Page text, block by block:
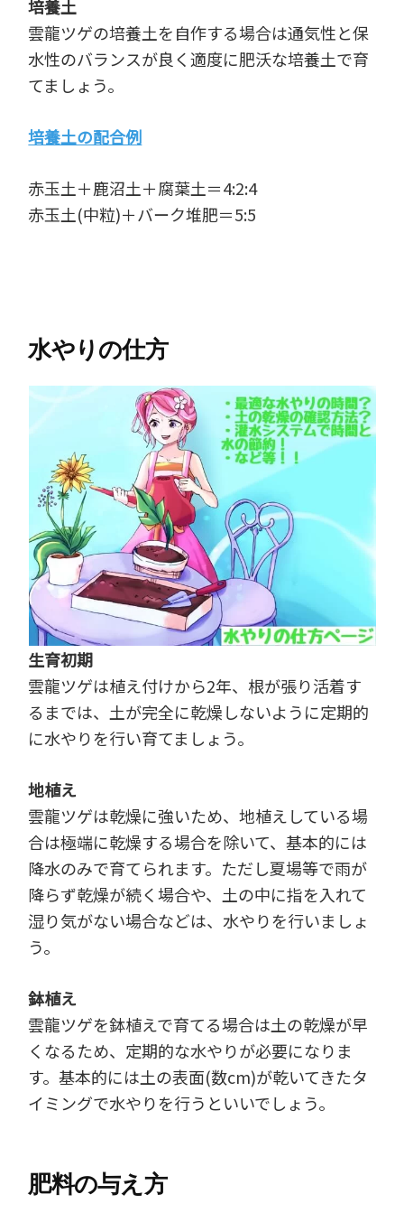
培養土
雲龍ツゲの培養土を自作する場合は通気性と保
水性のバランスが良く適度に肥沃な培養土で育
てましょう。
培養土の配合例
赤玉土＋鹿沼土＋腐葉土＝4:2:4
赤玉土(中粒)＋バーク堆肥＝5:5
水やりの仕方
生育初期
雲龍ツゲは植え付けから2年、根が張り活着す
るまでは、土が完全に乾燥しないように定期的
に水やりを行い育てましょう。
地植え
雲龍ツゲは乾燥に強いため、地植えしている場
合は極端に乾燥する場合を除いて、基本的には
降水のみで育てられます。ただし夏場等で雨が
降らず乾燥が続く場合や、土の中に指を入れて
湿り気がない場合などは、水やりを行いましょ
う。
鉢植え
雲龍ツゲを鉢植えで育てる場合は土の乾燥が早
くなるため、定期的な水やりが必要になりま
す。基本的には土の表面(数cm)が乾いてきたタ
イミングで水やりを行うといいでしょう。
肥料の与え方